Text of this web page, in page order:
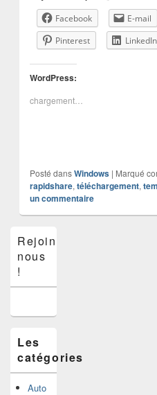
Facebook E-mail
Pinterest
LinkedIn
WordPress:
chargement…
Posté dans Windows | Marqué
rapidshare, téléchargement,
un commentaire
principale
de
widget
latérale
Rejoins-
nous
!
Les
catégories
Auto